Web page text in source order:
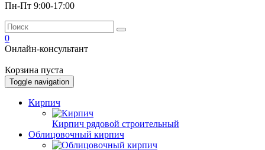
Пн-Пт 9:00-17:00
0
Онлайн-консультант
Корзина пуста
Toggle navigation
Кирпич
Кирпич рядовой строительный
Облицовочный кирпич